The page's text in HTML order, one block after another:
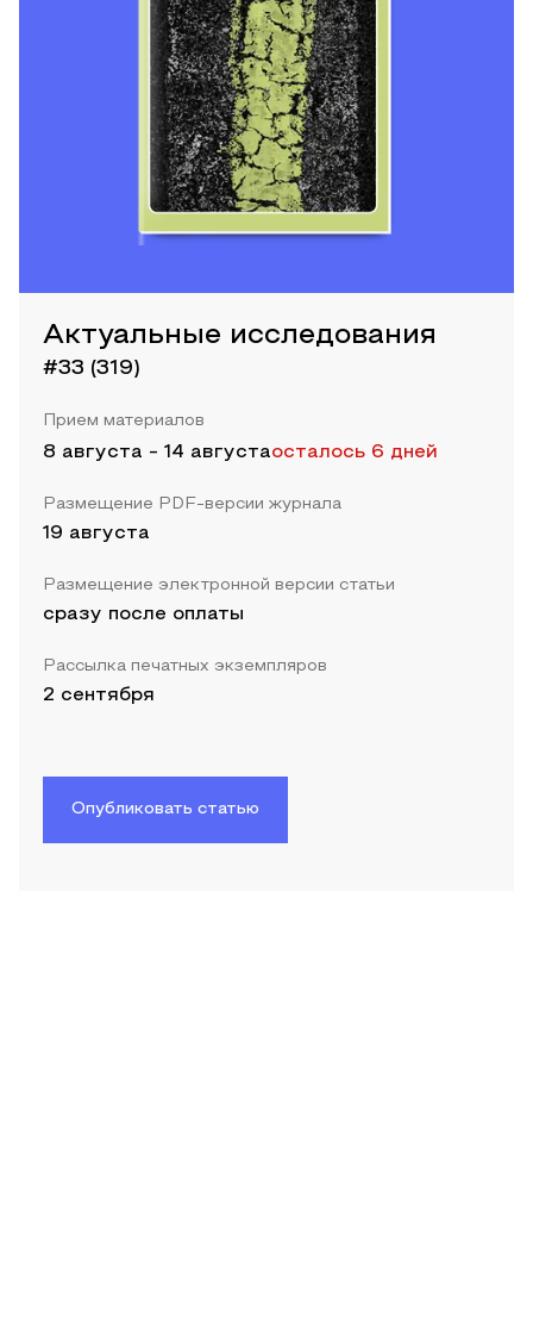
Актуальные исследования
#33 (319)
Прием материалов
8 августа - 14 августаосталось 6 дней
Размещение PDF-версии журнала
19 августа
Размещение электронной версии статьи
сразу после оплаты
Рассылка печатных экземпляров
2 сентября
Опубликовать статью